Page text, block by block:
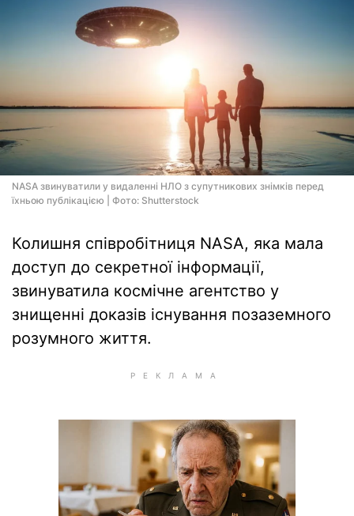
NASA звинуватили у видаленні НЛО з супутникових знімків перед
їхньою публікацією | Фото: Shutterstock
Колишня співробітниця NASA, яка мала
доступ до секретної інформації,
звинуватила космічне агентство у
знищенні доказів існування позаземного
розумного життя.